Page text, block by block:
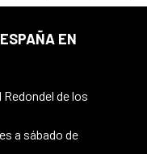
EN
Redondel de los
a sábado de